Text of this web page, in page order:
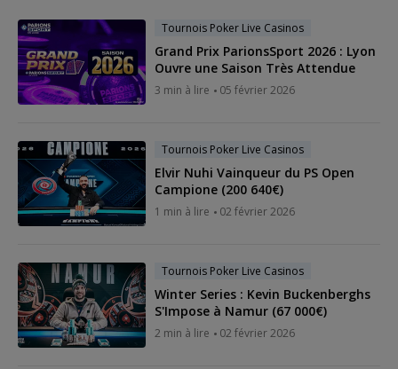
Tournois Poker Live Casinos
Grand Prix ParionsSport 2026 : Lyon
Ouvre une Saison Très Attendue
3 min à lire 05 février 2026
Tournois Poker Live Casinos
Elvir Nuhi Vainqueur du PS Open
Campione (200 640€)
1 min à lire 02 février 2026
Tournois Poker Live Casinos
Winter Series : Kevin Buckenberghs
S'Impose à Namur (67 000€)
2 min à lire 02 février 2026